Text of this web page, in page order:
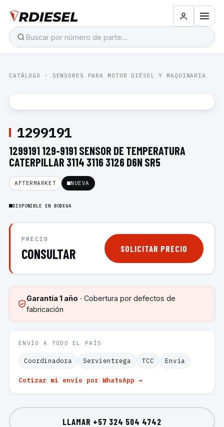
CATÁLOGO · SENSORES PARA MOTOR DIÉSEL Y MAQUINARIA
1299191
1299191 129-9191 SENSOR DE TEMPERATURA
CATERPILLAR 3114 3116 3126 D6N SR5
AFTERMARKET NUEVA
DISPONIBLE EN BODEGA
PRECIO
CONSULTAR SOLICITAR PRECIO
Garantía 1 año · Cobertura por defectos de
fabricación
ENVÍO A TODO EL PAÍS
Coordinadora Servientrega TCC Envía
Cotizar mi envío por WhatsApp →
LLAMAR +57 324 504 4742